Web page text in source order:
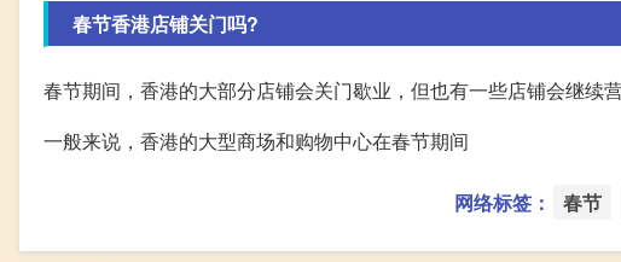
春节香港店铺关门吗?
春节期间，香港的大部分店铺会关门歇业，但也有一些店铺会继续
一般来说，香港的大型商场和购物中心在春节期间
网络标签： 春节